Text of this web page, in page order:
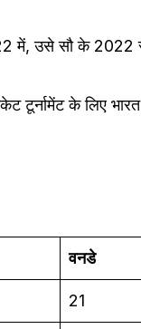
उसे सौ के 2022
के लिए भारत
वनडे
21